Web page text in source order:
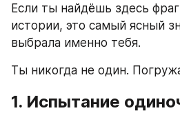
Если ты найдёшь здесь
истории, это самый ясный
выбрала именно тебя.
Ты никогда не один.
1. Испытание